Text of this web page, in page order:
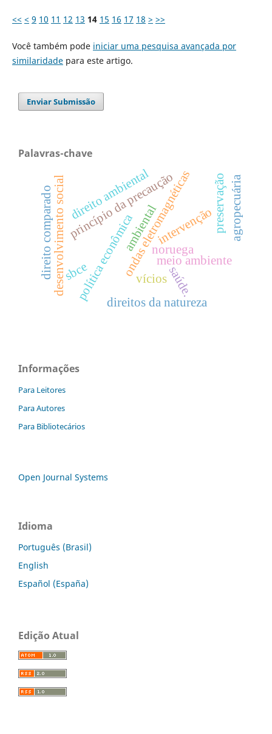
<< < 9 10 11 12 13 14 15 16 17 18 > >>
Você também pode iniciar uma pesquisa avançada por
similaridadepara este artigo.
Enviar Submissão
Palavras-chave
ambientalnoruega
meio ambiente
ondas eletromagnéticas
princípio da precaução
saúde.
desenvolvimento social intervençãopreservação
política econômica
direito ambiental
direito comparado
direitos da natureza
agropecuária
sbce vícios
Informações
Para Leitores
Para Autores
Para Bibliotecários
Open Journal Systems
Idioma
Português (Brasil)
English
Español (España)
Edição Atual